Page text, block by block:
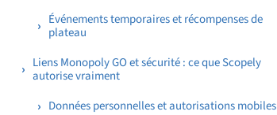
Événements temporaires et récompenses de
plateau
Liens Monopoly GO et sécurité : ce que Scopely
autorise vraiment
Données personnelles et autorisations mobiles